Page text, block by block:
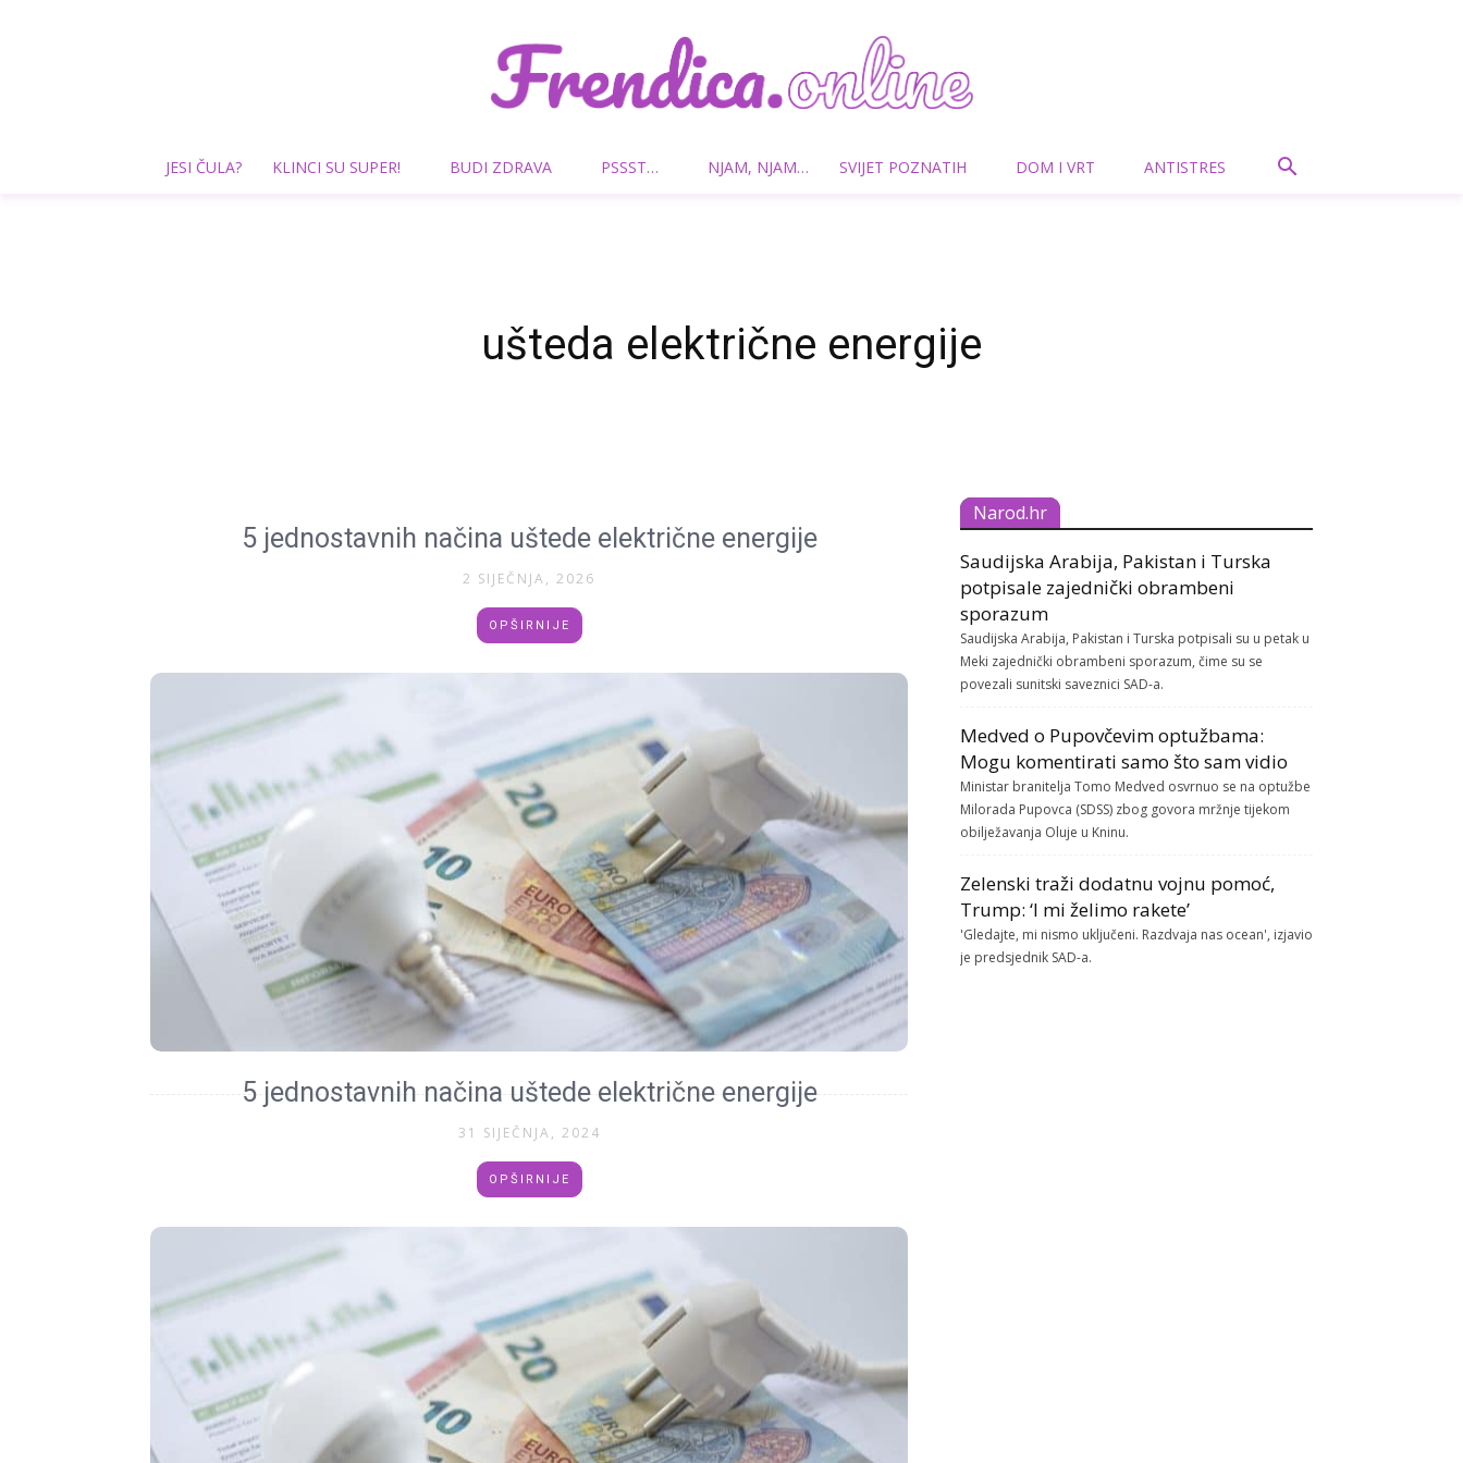
Frendica.online
JESI ČULA? KLINCI SU SUPER! BUDI ZDRAVA PSSST… NJAM, NJAM… SVIJET POZNATIH DOM I VRT ANTISTRES
ušteda električne energije
5 jednostavnih načina uštede električne energije
2 SIJEČNJA, 2026
OPŠIRNIJE
5 jednostavnih načina uštede električne energije
31 SIJEČNJA, 2024
OPŠIRNIJE
Narod.hr
Saudijska Arabija, Pakistan i Turska
potpisale zajednički obrambeni
sporazum
Saudijska Arabija, Pakistan i Turska potpisali su u petak u
Meki zajednički obrambeni sporazum, čime su se
povezali sunitski saveznici SAD-a.
Medved o Pupovčevim optužbama:
Mogu komentirati samo što sam vidio
Ministar branitelja Tomo Medved osvrnuo se na optužbe
Milorada Pupovca (SDSS) zbog govora mržnje tijekom
obilježavanja Oluje u Kninu.
Zelenski traži dodatnu vojnu pomoć,
Trump: ‘I mi želimo rakete’
'Gledajte, mi nismo uključeni. Razdvaja nas ocean', izjavio
je predsjednik SAD-a.